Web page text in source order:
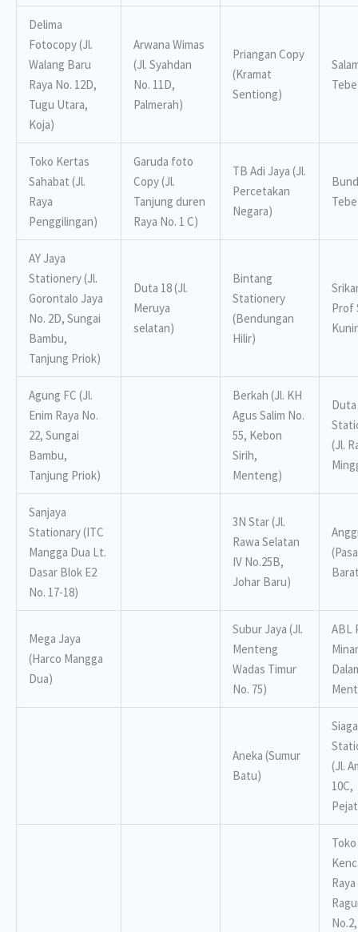
Delima
Fotocopy (Jl.
Walang Baru
Raya No. 12D,
Tugu Utara,
Koja)
Arwana Wimas
(Jl. Syahdan
No. 11D,
Palmerah)
Priangan Copy
(Kramat
Sentiong)
Toko Kertas
Sahabat (Jl.
Raya
Penggilingan)
Garuda foto
Copy (Jl.
Tanjung duren
Raya No. 1 C)
TB Adi Jaya (Jl.
Percetakan
Negara)
AY Jaya
Stationery (Jl.
Gorontalo Jaya
No. 2D, Sungai
Bambu,
Tanjung Priok)
Duta 18 (Jl.
Meruya
selatan)
Bintang
Stationery
(Bendungan
Hilir)
Prof
Agung FC (Jl.
Enim Raya No.
22, Sungai
Bambu,
Tanjung Priok)
Berkah (Jl. KH
Agus Salim No.
55, Kebon
Sirih,
Menteng)
Duta
(Jl.
Sanjaya
Stationary (ITC
Mangga Dua Lt.
Dasar Blok E2
No. 17-18)
3N Star (Jl.
Rawa Selatan
IV No.25B,
Johar Baru)
Mega Jaya
(Harco Mangga
Dua)
Subur Jaya (Jl.
Menteng
Wadas Timur
No. 75)
ABL
Aneka (Sumur
Batu)
Siaga
(Jl.
10C,
Raya